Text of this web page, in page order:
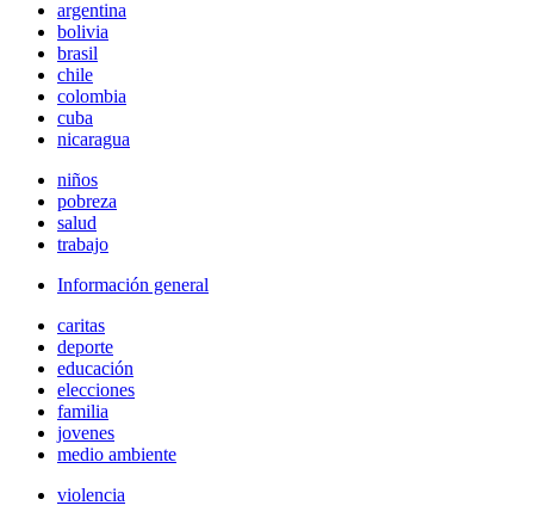
argentina
bolivia
brasil
chile
colombia
cuba
nicaragua
niños
pobreza
salud
trabajo
Información general
caritas
deporte
educación
elecciones
familia
jovenes
medio ambiente
violencia